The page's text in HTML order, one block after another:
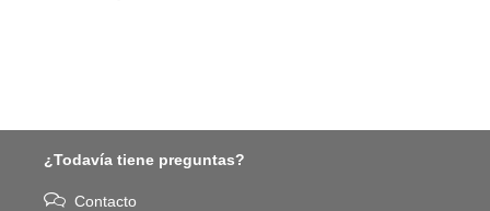
¿Todavía tiene preguntas?
Contacto